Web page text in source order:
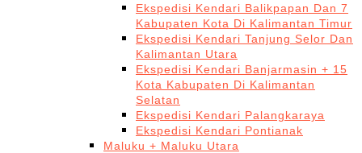
Ekspedisi Kendari Balikpapan Dan 7
Kabupaten Kota Di Kalimantan Timur
Ekspedisi Kendari Tanjung Selor Dan
Kalimantan Utara
Ekspedisi Kendari Banjarmasin + 15
Kota Kabupaten Di Kalimantan
Selatan
Ekspedisi Kendari Palangkaraya
Ekspedisi Kendari Pontianak
Maluku + Maluku Utara